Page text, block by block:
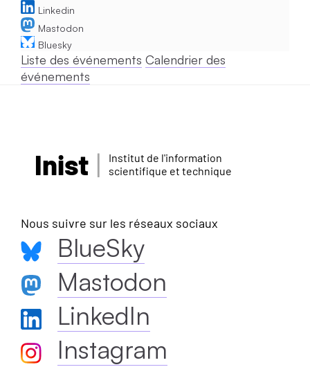
Linkedin
Mastodon
Bluesky
Liste des événements Calendrier des
événements
Inist
Institut de l'information
scientifique et technique
Nous suivre sur les réseaux sociaux
BlueSky
Mastodon
LinkedIn
Instagram